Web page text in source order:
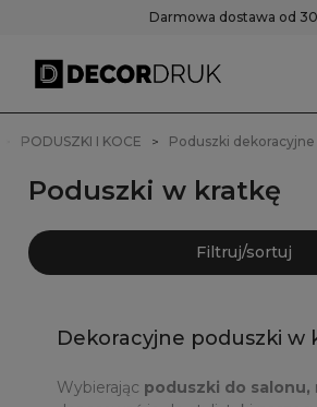
Darmowa dostawa od
PODUSZKI I KOCE Poduszki dekoracyjne
Poduszki w kratkę
Filtruj/sortuj
Dekoracyjne poduszki w
Wybierając poduszki do salonu,